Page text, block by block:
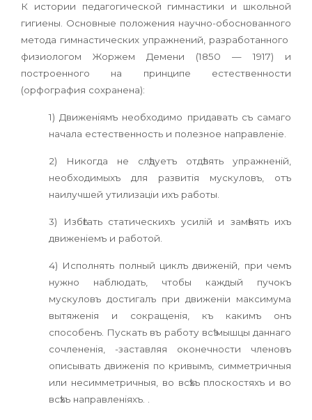
К истории педагогической гимнастики и школьной
гигиены. Основные положения научно-обоснованного
метода гимнастических упражнений, разработанного
физиологом Жоржем Демени (1850 — 1917) и
построенного на принципе естественности
(орфография сохранена):
1) Движеніямъ необходимо придавать съ самаго
начала естественность и полезное направленіе.
2) Никогда не слѣдуетъ отдѣлять упражненій,
необходимыхъ для развитія мускуловъ, отъ
наилучшей утилизаціи ихъ работы.
3) Избѣгать статическихъ усилій и замѣнять ихъ
движеніемъ и работой.
4) Исполнять полный циклъ движеній, при чемъ
нужно наблюдать, чтобы каждый пучокъ
мускуловъ достигалъ при движеніи максимума
вытяженія и сокращенія, къ какимъ онъ
способенъ. Пускать въ работу всѣ мышцы даннаго
сочлененія, -заставляя оконечности членовъ
описывать движенія по кривымъ, симметричныя
или несимметричныя, во всѣхъ плоскостяхъ и во
всѣхъ направленіяхъ. .